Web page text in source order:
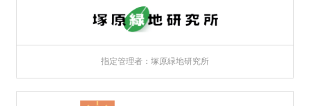
指定管理者：塚原緑地研究所